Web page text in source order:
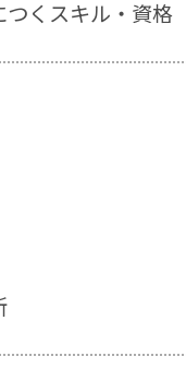
つくスキル・資格